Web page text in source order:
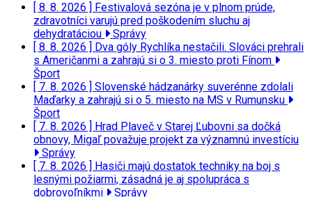
[ 8. 8. 2026 ] Festivalová sezóna je v plnom prúde,
zdravotníci varujú pred poškodením sluchu aj
dehydratáciou
Správy
[ 8. 8. 2026 ] Dva góly Rychlíka nestačili. Slováci prehrali
s Američanmi a zahrajú si o 3. miesto proti Fínom
Šport
[ 7. 8. 2026 ] Slovenské hádzanárky suverénne zdolali
Maďarky a zahrajú si o 5. miesto na MS v Rumunsku
Šport
[ 7. 8. 2026 ] Hrad Plaveč v Starej Ľubovni sa dočká
obnovy, Migaľ považuje projekt za významnú investíciu
Správy
[ 7. 8. 2026 ] Hasiči majú dostatok techniky na boj s
lesnými požiarmi, zásadná je aj spolupráca s
dobrovoľníkmi
Správy